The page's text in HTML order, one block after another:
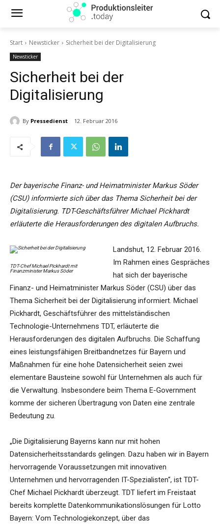
Start Newsticker Sicherheit bei der Digitalisierung
Newsticker
Sicherheit bei der
Digitalisierung
By Pressedienst 12. Februar 2016
Der bayerische Finanz- und Heimatminister Markus Söder
(CSU) informierte sich über das Thema Sicherheit bei der
Digitalisierung. TDT-Geschäftsführer Michael Pickhardt
erläuterte die Herausforderungen des digitalen Aufbruchs.
TDT-Chef Michael Pickhardt mit
Finanzminister Markus Söder
Landshut, 12. Februar 2016.
Im Rahmen eines Gespräches
hat sich der bayerische
Finanz- und Heimatminister Markus Söder (CSU) über das
Thema Sicherheit bei der Digitalisierung informiert. Michael
Pickhardt, Geschäftsführer des mittelständischen
Technologie-Unternehmens TDT, erläuterte die
Herausforderungen des digitalen Aufbruchs. Die Schaffung
eines leistungsfähigen Breitbandnetzes für Bayern und
Maßnahmen für eine hohe Datensicherheit seien zwei
elementare Bausteine sowohl für Unternehmen als auch für
die Verwaltung. Insbesondere beim Thema E-Government
komme der sicheren Übertragung von Daten eine zentrale
Bedeutung zu.
„Die Digitalisierung Bayerns kann nur mit hohen
Datensicherheitsstandards gelingen. Dazu haben wir in Bayern
hervorragende Voraussetzungen mit innovativen
Unternehmen und hervorragenden IT-Spezialisten“, ist TDT-
Chef Michael Pickhardt überzeugt. TDT liefert im Freistaat
bereits komplette Datenkommunikationslösungen für Lotto
Bayern: Vom Technologiekonzept, über das